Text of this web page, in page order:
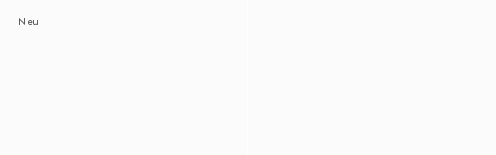
Neu